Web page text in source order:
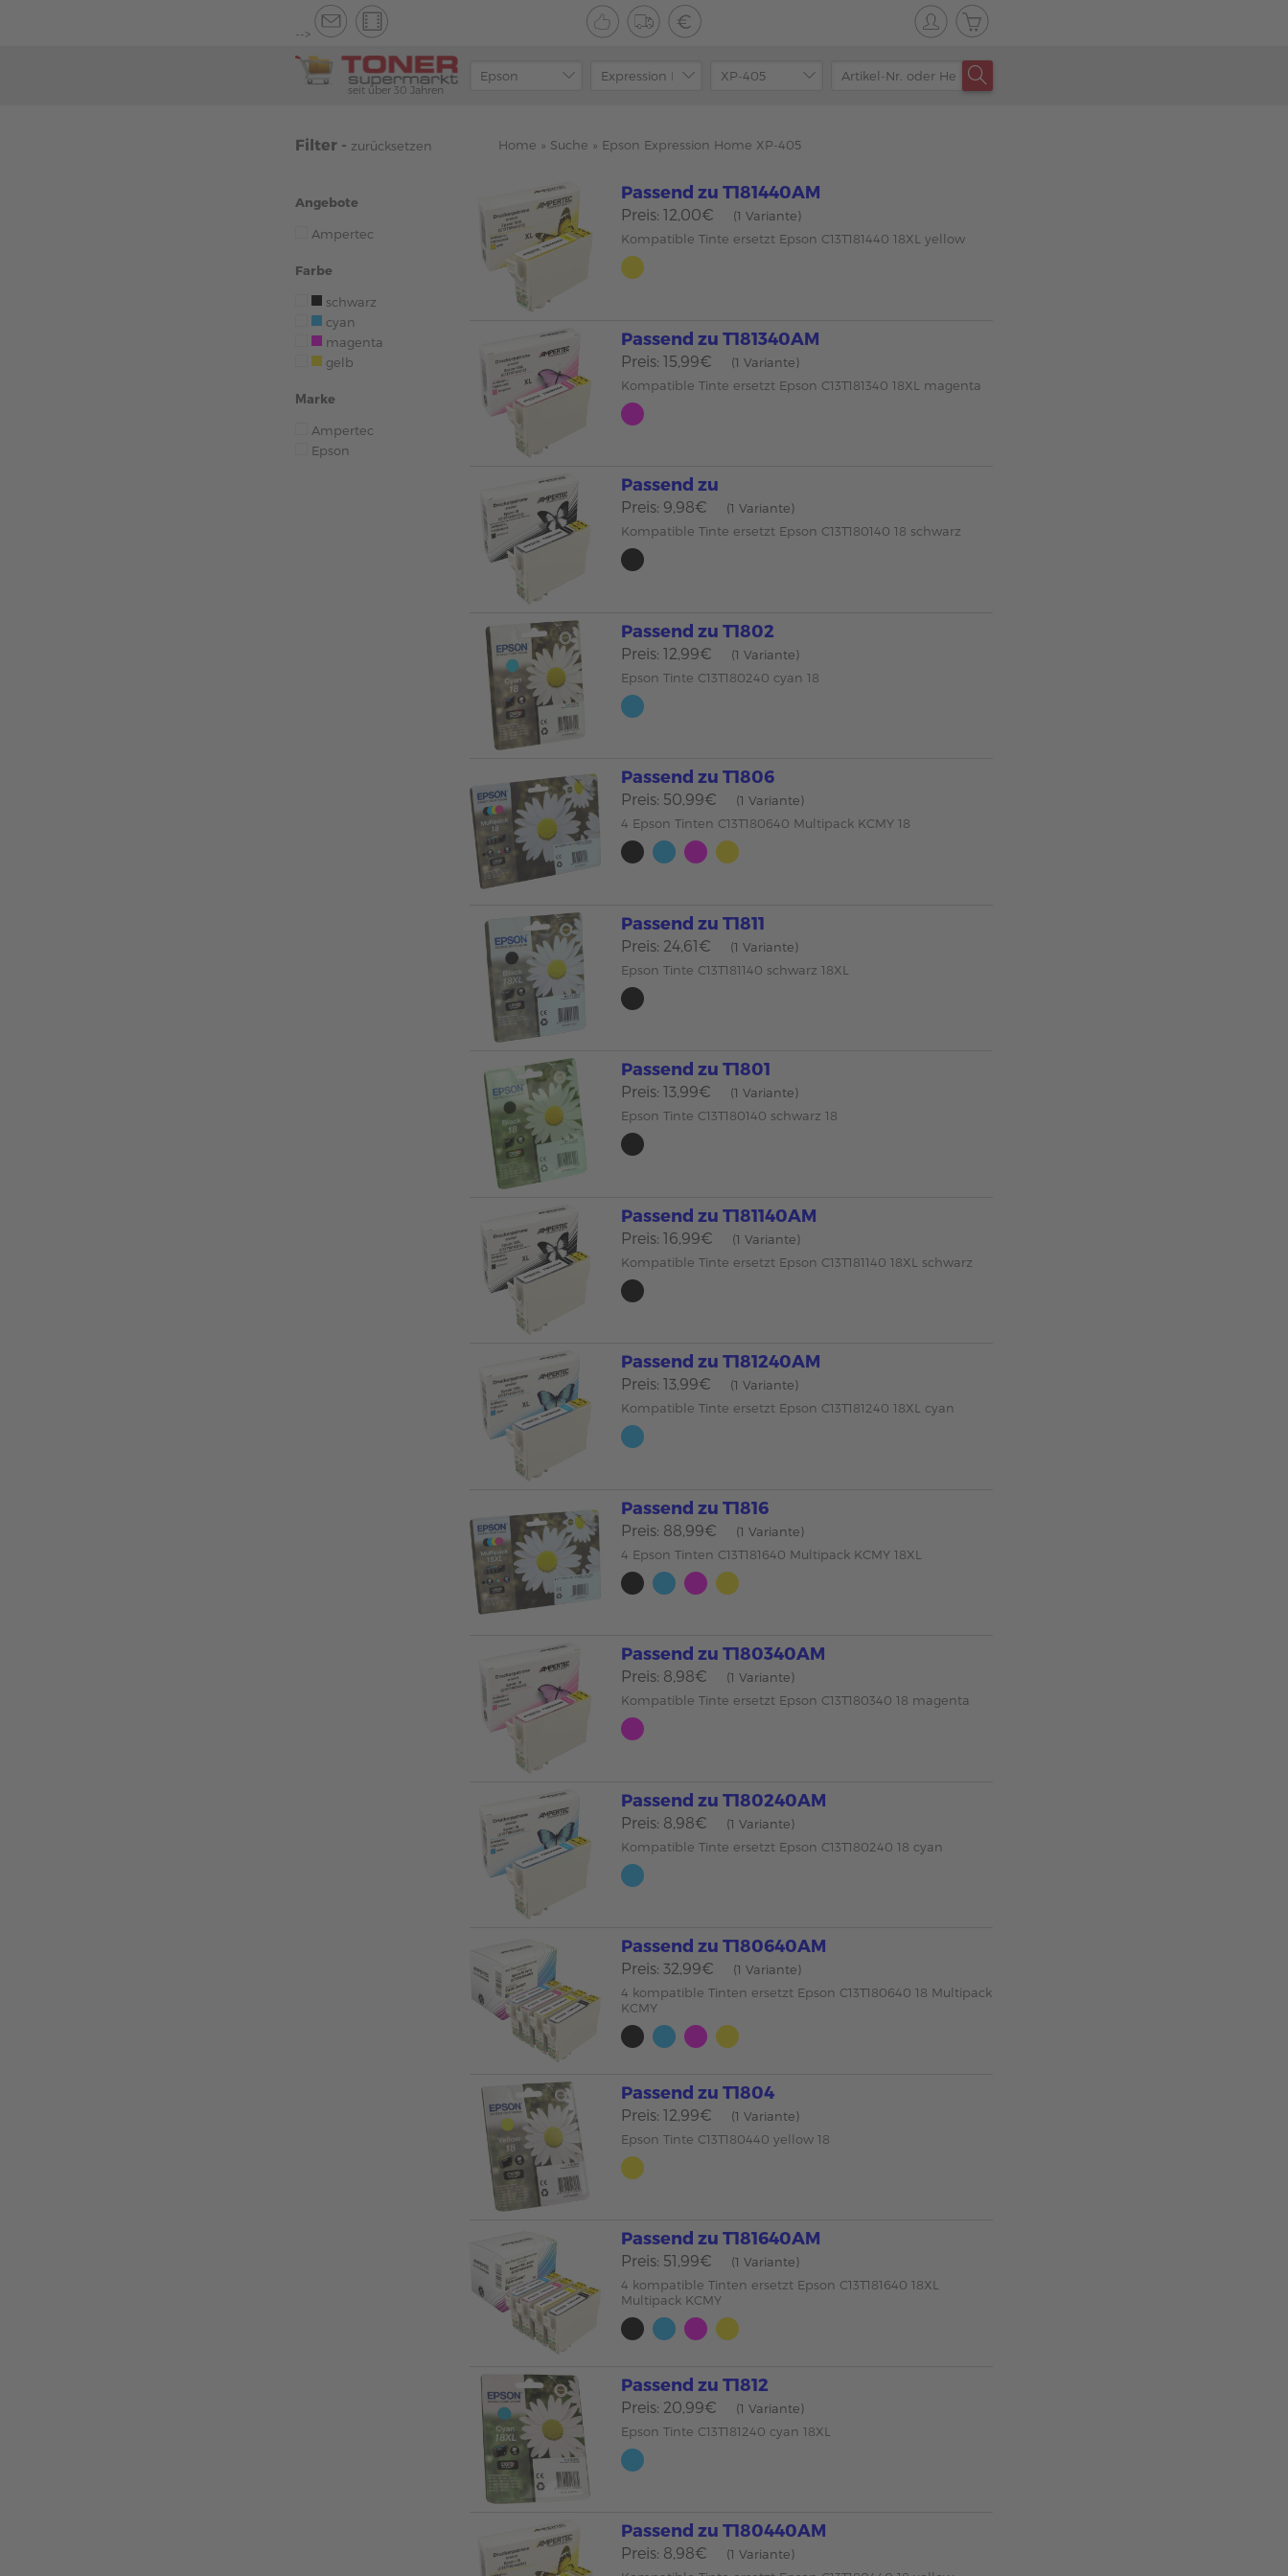
-->
seit über 30 Jahren
Filter - zurücksetzen
Angebote
Ampertec
Farbe
schwarz
cyan
magenta
gelb
Marke
Ampertec
Epson
Home » Suche » Epson Expression Home XP-405
Passend zu T181440AM
Preis: 12,00€
(1 Variante)
Kompatible Tinte ersetzt Epson C13T181440 18XL yellow
Passend zu T181340AM
Preis: 15,99€
(1 Variante)
Kompatible Tinte ersetzt Epson C13T181340 18XL magenta
Passend zu
Preis: 9,98€
(1 Variante)
Kompatible Tinte ersetzt Epson C13T180140 18 schwarz
Passend zu T1802
Preis: 12,99€
(1 Variante)
Epson Tinte C13T180240 cyan 18
Passend zu T1806
Preis: 50,99€
(1 Variante)
4 Epson Tinten C13T180640 Multipack KCMY 18
Passend zu T1811
Preis: 24,61€
(1 Variante)
Epson Tinte C13T181140 schwarz 18XL
Passend zu T1801
Preis: 13,99€
(1 Variante)
Epson Tinte C13T180140 schwarz 18
Passend zu T181140AM
Preis: 16,99€
(1 Variante)
Kompatible Tinte ersetzt Epson C13T181140 18XL schwarz
Passend zu T181240AM
Preis: 13,99€
(1 Variante)
Kompatible Tinte ersetzt Epson C13T181240 18XL cyan
Passend zu T1816
Preis: 88,99€
(1 Variante)
4 Epson Tinten C13T181640 Multipack KCMY 18XL
Passend zu T180340AM
Preis: 8,98€
(1 Variante)
Kompatible Tinte ersetzt Epson C13T180340 18 magenta
Passend zu T180240AM
Preis: 8,98€
(1 Variante)
Kompatible Tinte ersetzt Epson C13T180240 18 cyan
Passend zu T180640AM
Preis: 32,99€
(1 Variante)
4 kompatible Tinten ersetzt Epson C13T180640 18 Multipack
KCMY
Passend zu T1804
Preis: 12,99€
(1 Variante)
Epson Tinte C13T180440 yellow 18
Passend zu T181640AM
Preis: 51,99€
(1 Variante)
4 kompatible Tinten ersetzt Epson C13T181640 18XL
Multipack KCMY
Passend zu T1812
Preis: 20,99€
(1 Variante)
Epson Tinte C13T181240 cyan 18XL
Passend zu T180440AM
Preis: 8,98€
(1 Variante)